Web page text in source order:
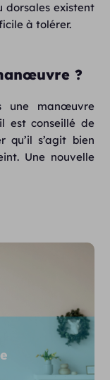
dorsales existent
à tolérer.
?
une manœuvre
est conseillé de
qu’il s’agit bien
Une nouvelle